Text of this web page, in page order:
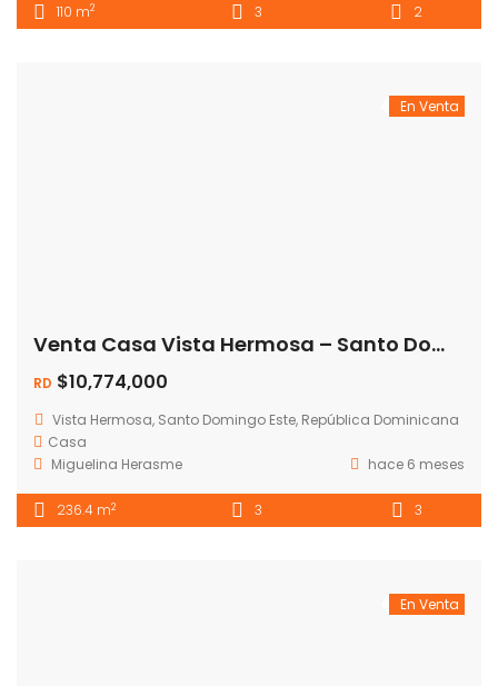
110 m2 3 2
En Venta
Venta Casa Vista Hermosa – Santo Domingo Este – 💰 Precio: RD$10,774,000
RD $10,774,000
Vista Hermosa, Santo Domingo Este, República Dominicana
Casa
Miguelina Herasme
hace 6 meses
236.4 m2 3 3
En Venta